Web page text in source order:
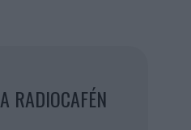
A RADIOCAFÉN